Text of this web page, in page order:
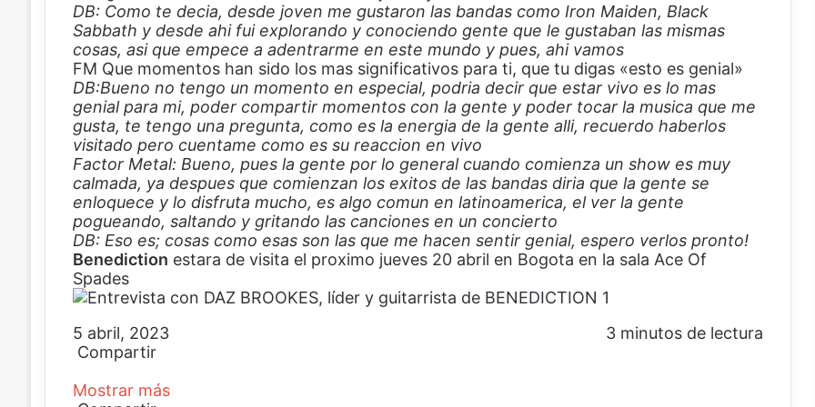
DB: Como te decia, desde joven me gustaron las bandas como Iron Maiden, Black
Sabbath y desde ahi fui explorando y conociendo gente que le gustaban las mismas
cosas, asi que empece a adentrarme en este mundo y pues, ahi vamos
FM Que momentos han sido los mas significativos para ti, que tu digas «esto es genial»
DB:Bueno no tengo un momento en especial, podria decir que estar vivo es lo mas
genial para mi, poder compartir momentos con la gente y poder tocar la musica que me
gusta, te tengo una pregunta, como es la energia de la gente alli, recuerdo haberlos
visitado pero cuentame como es su reaccion en vivo
Factor Metal: Bueno, pues la gente por lo general cuando comienza un show es muy
calmada, ya despues que comienzan los exitos de las bandas diria que la gente se
enloquece y lo disfruta mucho, es algo comun en latinoamerica, el ver la gente
pogueando, saltando y gritando las canciones en un concierto
DB: Eso es; cosas como esas son las que me hacen sentir genial, espero verlos pronto!
Benediction estara de visita el proximo jueves 20 abril en Bogota en la sala Ace Of
Spades
5 abril, 2023
3 minutos de lectura
Compartir
aih
o
Mostrar más